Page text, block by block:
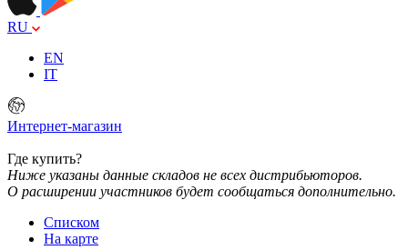
RU
EN
IT
Интернет-магазин
Где купить?
Ниже указаны данные складов не всех дистрибьюторов.
О расширении участников будет сообщаться дополнительно.
Списком
На карте